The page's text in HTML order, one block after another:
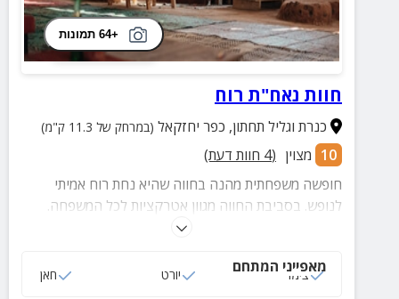
+64 תמונות
חוות נאח"ת רוח
כנרת וגליל תחתון, כפר יחזקאל (במרחק של 11.3 ק"מ)
10 מצוין (
4 חוות דעת)
חופשה משפחתית מהנה בחווה שהיא נחת רוח אמיתי
לנופש. בסביבת החווה מגוון אטרקציות לכל המשפחה.
במתחם החוץ מטבח חוץ, פינות ישיבה, פינת אש חיצונית,
מאפייני המתחם
צימר יורט חאן